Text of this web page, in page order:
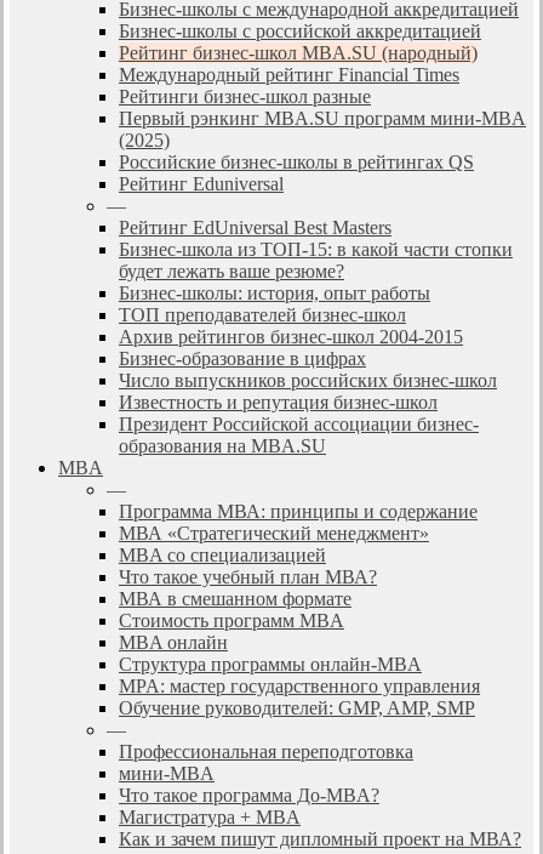
Бизнес-школы с международной аккредитацией
Бизнес-школы с российской аккредитацией
Рейтинг бизнес-школ MBA.SU (народный)
Международный рейтинг Financial Times
Рейтинги бизнес-школ разные
Первый рэнкинг MBA.SU программ мини-MBA
(2025)
Российские бизнес-школы в рейтингах QS
Рейтинг Eduniversal
—
Рейтинг EdUniversal Best Masters
Бизнес-школа из ТОП-15: в какой части стопки
будет лежать ваше резюме?
Бизнес-школы: история, опыт работы
ТОП преподавателей бизнес-школ
Архив рейтингов бизнес-школ 2004-2015
Бизнес-образование в цифрах
Число выпускников российских бизнес-школ
Известность и репутация бизнес-школ
Президент Российской ассоциации бизнес-
образования на MBA.SU
MBA
—
Программа МВА: принципы и содержание
МВА «Cтратегический менеджмент»
MBA со специализацией
Что такое учебный план МВА?
МВА в смешанном формате
Стоимость программ MBA
MBA онлайн
Cтруктура программы онлайн-MBA
MPA: мастер государственного управления
Обучение руководителей: GMP, AMP, SMP
—
Профессиональная переподготовка
мини-MBA
Что такое программа До-MBA?
Магистратура + MBA
Как и зачем пишут дипломный проект на МВА?